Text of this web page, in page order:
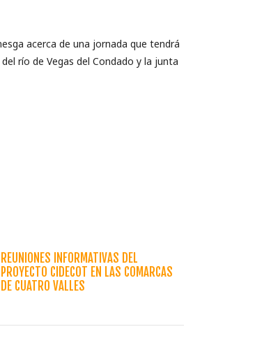
acerca de una jornada que tendrá
río de Vegas del Condado y la junta
REUNIONES INFORMATIVAS DEL
PROYECTO CIDECOT EN LAS COMARCAS
DE CUATRO VALLES